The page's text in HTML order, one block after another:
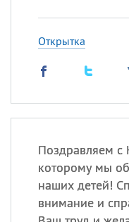
Открытка
Поздравляем с
которому мы
наших детей!
внимание и